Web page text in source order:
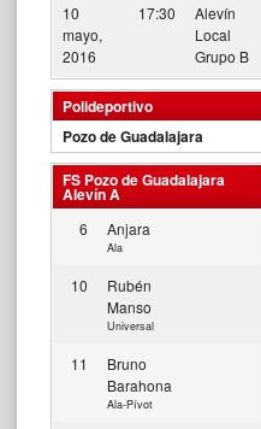
10
mayo,
2016
17:30
Alevín
Local
Grupo B
Polideportivo
Pozo de Guadalajara
FS Pozo de Guadalajara
Alevín A
6 Anjara
Ala
10
Rubén
Manso
Universal
11
Bruno
Barahona
Ala-Pívot